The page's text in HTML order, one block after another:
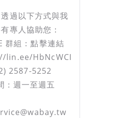
過以下方式與我
專人協助您：
群組：點擊連結
lin.ee/HbNcWCI
2587-5252
：週一至週五